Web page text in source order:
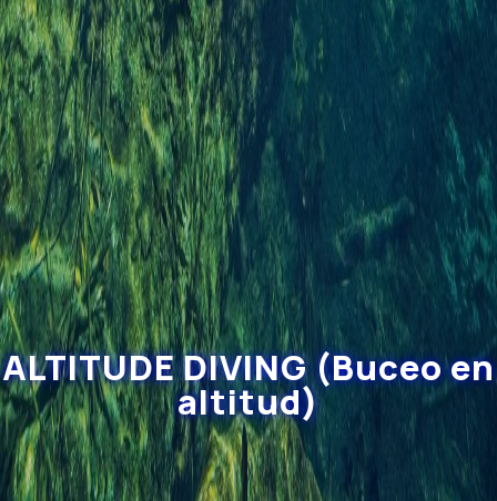
ALTITUDE DIVING (Buceo en
altitud)